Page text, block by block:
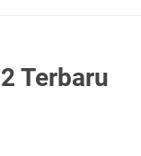
Terbaru